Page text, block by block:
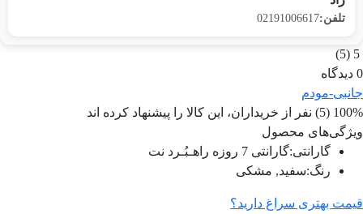
تلفن:02191006617
5
(5)
0 دیدگاه
جانبی-مودم
100% (5) نفر از خریداران، این کالا را پیشنهاد کرده اند
ویژگی‌های محصول
گارانتی:گارانتی 7 روزه راهـبُـرد نت
رنگ:سفید, مشکی
قیمت بهتری سراغ دارید؟